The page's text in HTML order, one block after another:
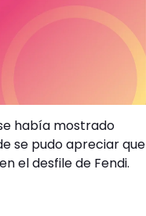
había mostrado
se pudo apreciar que
el desfile de Fendi.